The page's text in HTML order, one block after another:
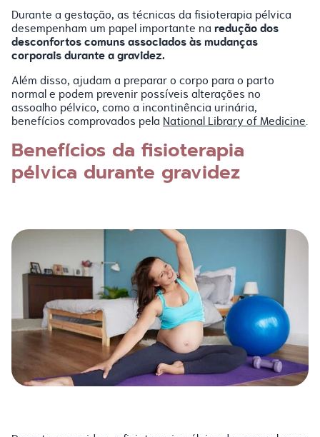
Durante a gestação, as técnicas da fisioterapia pélvica
desempenham um papel importante naredução dos
desconfortos comuns associados às mudanças
corporais durante a gravidez.
Além disso, ajudam a preparar o corpo para o parto
normal e podem prevenir possíveis alterações no
assoalho pélvico, como a incontinência urinária,
benefícios comprovados pelaNational Library of Medicine.
Benefícios da fisioterapia
pélvica durante gravidez